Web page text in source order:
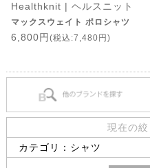
Healthknit | ヘルスニット
マックスウェイト ポロシャツ
6,800円 (税込:7,480円)
現在の
カテゴリ：シャツ